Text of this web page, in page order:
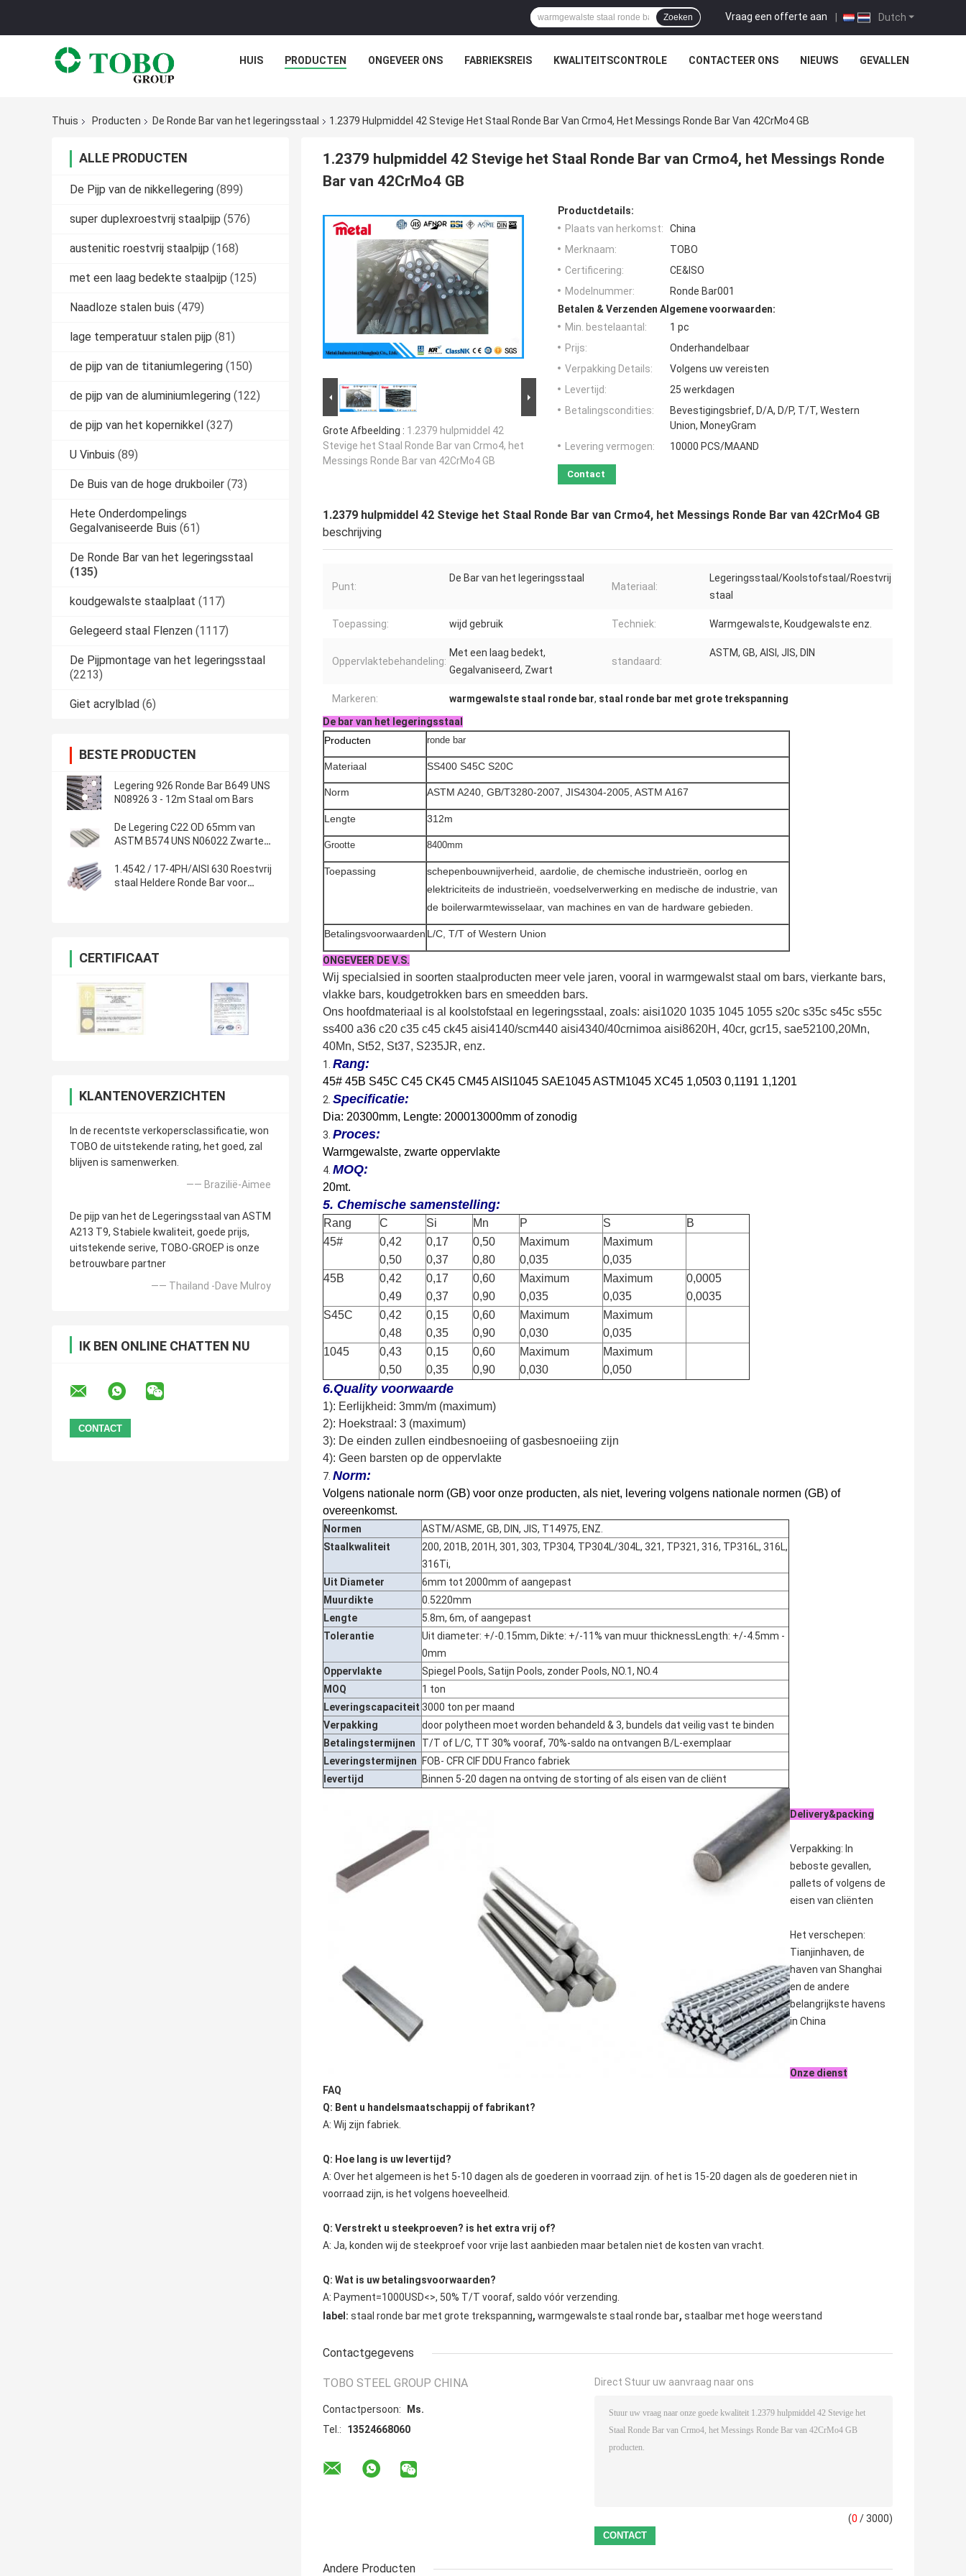
Dutch
Vraag een offerte aan |
Zoeken
HUIS PRODUCTEN ONGEVEER ONS FABRIEKSREIS KWALITEITSCONTROLE CONTACTEER ONS NIEUWS GEVALLEN
Thuis Producten De Ronde Bar van het legeringsstaal 1.2379 Hulpmiddel 42 Stevige Het Staal Ronde Bar Van Crmo4, Het Messings Ronde Bar Van 42CrMo4 GB
ALLE PRODUCTEN
De Pijp van de nikkellegering (899)
super duplexroestvrij staalpijp (576)
austenitic roestvrij staalpijp (168)
met een laag bedekte staalpijp (125)
Naadloze stalen buis (479)
lage temperatuur stalen pijp (81)
de pijp van de titaniumlegering (150)
de pijp van de aluminiumlegering (122)
de pijp van het kopernikkel (327)
U Vinbuis (89)
De Buis van de hoge drukboiler (73)
Hete Onderdompelings
Gegalvaniseerde Buis (61)
De Ronde Bar van het legeringsstaal
(135)
koudgewalste staalplaat (117)
Gelegeerd staal Flenzen (1117)
De Pijpmontage van het legeringsstaal
(2213)
Giet acrylblad (6)
BESTE PRODUCTEN
Legering 926 Ronde Bar B649 UNS
N08926 3 - 12m Staal om Bars
De Legering C22 OD 65mm van
ASTM B574 UNS N06022 Zwarte
1.4542 / 17-4PH/AISI 630 Roestvrij
staal Heldere Ronde Bar voor
CERTIFICAAT
KLANTENOVERZICHTEN
In de recentste verkopersclassificatie, won
TOBO de uitstekende rating, het goed, zal
blijven is samenwerken.
—— Brazilië-Aimee
De pijp van het de Legeringsstaal van ASTM
A213 T9, Stabiele kwaliteit, goede prijs,
uitstekende serive, TOBO-GROEP is onze
betrouwbare partner
—— Thailand -Dave Mulroy
IK BEN ONLINE CHATTEN NU
1.2379 hulpmiddel 42 Stevige het Staal Ronde Bar van Crmo4, het Messings Ronde
Bar van 42CrMo4 GB
Grote Afbeelding : 1.2379 hulpmiddel 42
Stevige het Staal Ronde Bar van Crmo4, het
Messings Ronde Bar van 42CrMo4 GB
Productdetails:
Plaats van herkomst:
China
Merknaam:
TOBO
Certificering:
CE&ISO
Modelnummer:
Ronde Bar001
Betalen & Verzenden Algemene voorwaarden:
Min. bestelaantal:
1 pc
Prijs:
Onderhandelbaar
Verpakking Details:
Volgens uw vereisten
Levertijd:
25 werkdagen
Betalingscondities:
Bevestigingsbrief, D/A, D/P, T/T, Western
Union, MoneyGram
Levering vermogen:
10000 PCS/MAAND
Contact
1.2379 hulpmiddel 42 Stevige het Staal Ronde Bar van Crmo4, het Messings Ronde Bar van 42CrMo4 GB
beschrijving
Punt:
De Bar van het legeringsstaal
Materiaal:
Legeringsstaal/Koolstofstaal/Roestvrij
staal
Toepassing: wijd gebruik Techniek: Warmgewalste, Koudgewalste enz.
Oppervlaktebehandeling:
Met een laag bedekt,
Gegalvaniseerd, Zwart
standaard:
ASTM, GB, AISI, JIS, DIN
Markeren: warmgewalste staal ronde bar, staal ronde bar met grote trekspanning
De bar van het legeringsstaal
Producten
ronde bar
Materiaal SS400 S45C S20C
Norm ASTM A240, GB/T3280-2007, JIS4304-2005, ASTM A167
Lengte 312m
Grootte 8400mm
Toepassing
schepenbouwnijverheid, aardolie, de chemische industrieën, oorlog en
elektriciteits de industrieën, voedselverwerking en medische de industrie, van
de boilerwarmtewisselaar, van machines en van de hardware gebieden.
Betalingsvoorwaarden L/C, T/T of Western Union
ONGEVEER DE V.S.
Wij specialsied in soorten staalproducten meer vele jaren, vooral in warmgewalst staal om bars, vierkante bars,
vlakke bars, koudgetrokken bars en smeedden bars.
Ons hoofdmateriaal is al koolstofstaal en legeringsstaal, zoals: aisi1020 1035 1045 1055 s20c s35c s45c s55c
ss400 a36 c20 c35 c45 ck45 aisi4140/scm440 aisi4340/40crnimoa aisi8620H, 40cr, gcr15, sae52100,20Mn,
40Mn, St52, St37, S235JR, enz.
1. Rang:
45# 45B S45C C45 CK45 CM45 AISI1045 SAE1045 ASTM1045 XC45 1,0503 0,1191 1,1201
2. Specificatie:
Dia: 20300mm, Lengte: 200013000mm of zonodig
3. Proces:
Warmgewalste, zwarte oppervlakte
4. MOQ:
20mt.
5. Chemische samenstelling:
Rang C Si Mn P S
B
45#
0,42
0,50
0,17
0,37
0,50
0,80
Maximum
0,035
Maximum
0,035
45B
0,42
0,49
0,17
0,37
0,60
0,90
Maximum
0,035
Maximum
0,035
0,0005
0,0035
S45C
0,42
0,48
0,15
0,35
0,60
0,90
Maximum
0,030
Maximum
0,035
1045
0,43
0,50
0,15
0,35
0,60
0,90
Maximum
0,030
Maximum
0,050
6.Quality voorwaarde
1): Eerlijkheid: 3mm/m (maximum)
2): Hoekstraal: 3 (maximum)
3): De einden zullen eindbesnoeiing of gasbesnoeiing zijn
4): Geen barsten op de oppervlakte
7. Norm:
Volgens nationale norm (GB) voor onze producten, als niet, levering volgens nationale normen (GB) of
overeenkomst.
Normen
ASTM/ASME, GB, DIN, JIS, T14975, ENZ.
Staalkwaliteit
200, 201B, 201H, 301, 303, TP304, TP304L/304L, 321, TP321, 316, TP316L, 316L,
316Ti,
Uit Diameter
6mm tot 2000mm of aangepast
Muurdikte
0.5220mm
Lengte
5.8m, 6m, of aangepast
Tolerantie
Uit diameter: +/-0.15mm, Dikte: +/-11% van muur thicknessLength: +/-4.5mm -
0mm
Oppervlakte
Spiegel Pools, Satijn Pools, zonder Pools, NO.1, NO.4
MOQ
1 ton
Leveringscapaciteit 3000 ton per maand
Verpakking
door polytheen moet worden behandeld & 3, bundels dat veilig vast te binden
Betalingstermijnen
T/T of L/C, TT 30% vooraf, 70%-saldo na ontvangen B/L-exemplaar
Leveringstermijnen
FOB- CFR CIF DDU Franco fabriek
levertijd
Binnen 5-20 dagen na ontving de storting of als eisen van de cliënt
Delivery&packing
Verpakking: In
beboste gevallen,
pallets of volgens de
eisen van cliënten
Het verschepen:
Tianjinhaven, de
haven van Shanghai
en de andere
belangrijkste havens
in China
Onze dienst
FAQ
Q: Bent u handelsmaatschappij of fabrikant?
A: Wij zijn fabriek.
Q: Hoe lang is uw levertijd?
A: Over het algemeen is het 5-10 dagen als de goederen in voorraad zijn. of het is 15-20 dagen als de goederen niet in
voorraad zijn, is het volgens hoeveelheid.
Q: Verstrekt u steekproeven? is het extra vrij of?
A: Ja, konden wij de steekproef voor vrije last aanbieden maar betalen niet de kosten van vracht.
Q: Wat is uw betalingsvoorwaarden?
A: Payment=1000USD<>, 50% T/T vooraf, saldo vóór verzending.
label: staal ronde bar met grote trekspanning, warmgewalste staal ronde bar, staalbar met hoge weerstand
Contactgegevens
TOBO STEEL GROUP CHINA
Contactpersoon:
Ms.
Tel.:
13524668060
Direct Stuur uw aanvraag naar ons
(0 / 3000)
Andere Producten